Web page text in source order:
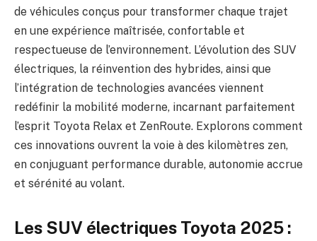
de véhicules conçus pour transformer chaque trajet
en une expérience maîtrisée, confortable et
respectueuse de l’environnement. L’évolution des SUV
électriques, la réinvention des hybrides, ainsi que
l’intégration de technologies avancées viennent
redéfinir la mobilité moderne, incarnant parfaitement
l’esprit Toyota Relax et ZenRoute. Explorons comment
ces innovations ouvrent la voie à des kilomètres zen,
en conjuguant performance durable, autonomie accrue
et sérénité au volant.
Les SUV électriques Toyota 2025 :